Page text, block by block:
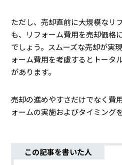
ただし、売却直前に大規模なリ
も、リフォーム費用を売却価格
でしょう。スムーズな売却が実
ォーム費用を考慮するとトータ
があります。
売却の進めやすさだけでなく費
ォームの実施およびタイミング
この記事を書いた人